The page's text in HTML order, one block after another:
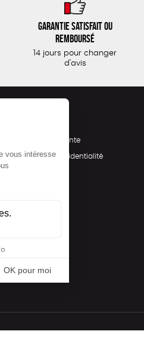
Garantie satisfait ou
remboursé
14 jours pour changer
d'avis
Conditions de vente
Politique de confidentialité